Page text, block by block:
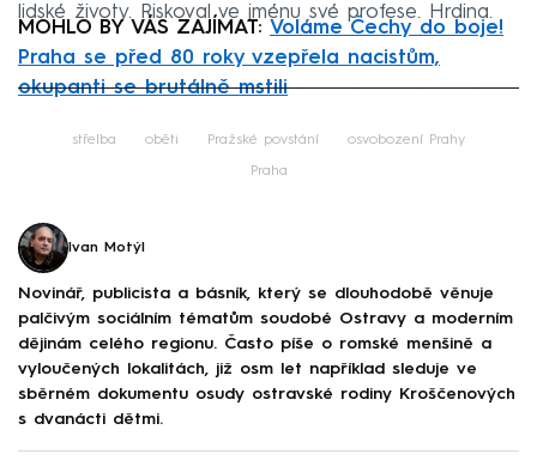
lidské životy. Riskoval ve jménu své profese. Hrdina.
MOHLO BY VÁS ZAJÍMAT: Voláme Čechy do boje!
Praha se před 80 roky vzepřela nacistům,
okupanti se brutálně mstili
střelba oběti Pražské povstání osvobození Prahy
Praha
Ivan Motýl
Novinář, publicista a básník, který se dlouhodobě věnuje
palčivým sociálním tématům soudobé Ostravy a moderním
dějinám celého regionu. Často píše o romské menšině a
vyloučených lokalitách, již osm let například sleduje ve
sběrném dokumentu osudy ostravské rodiny Kroščenových
s dvanácti dětmi.